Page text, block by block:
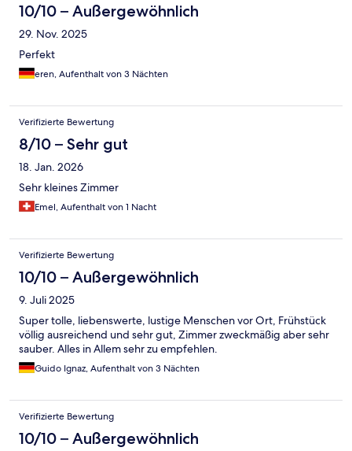
10/10 – Außergewöhnlich
29. Nov. 2025
Perfekt
eren, Aufenthalt von 3 Nächten
Verifizierte Bewertung
8/10 – Sehr gut
18. Jan. 2026
Sehr kleines Zimmer
Emel, Aufenthalt von 1 Nacht
Verifizierte Bewertung
10/10 – Außergewöhnlich
9. Juli 2025
Super tolle, liebenswerte, lustige Menschen vor Ort, Frühstück
völlig ausreichend und sehr gut, Zimmer zweckmäßig aber sehr
sauber. Alles in Allem sehr zu empfehlen.
Guido Ignaz, Aufenthalt von 3 Nächten
Verifizierte Bewertung
10/10 – Außergewöhnlich